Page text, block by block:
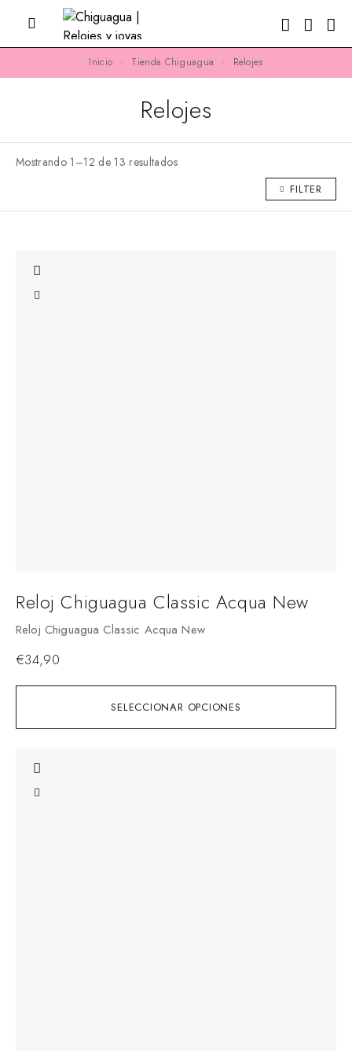
Inicio Tienda Chiguagua Relojes
Relojes
Mostrando 1–12 de 13 resultados
FILTER
SELECCIONAR OPCIONES
Reloj Chiguagua Classic Acqua New
Reloj Chiguagua Classic Acqua New
€34,90